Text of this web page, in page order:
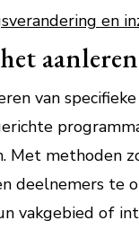
en
van
Met methoden
deelnemers te
vakgebied of